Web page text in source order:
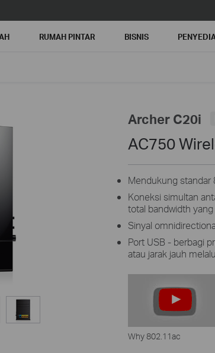
RUMAH PINTAR BISNIS
Archer C20i
AC750
Mendukung standar
Koneksi simultan
total bandwidth
Sinyal
Port USB - berbagi
atau jarak jauh
Why 802.11ac